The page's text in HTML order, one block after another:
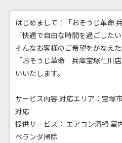
はじめまして！「おそうじ革命
「快適で自由な時間を過ごしたい
そんなお客様のご希望をかなえた
「おそうじ革命 兵庫宝塚仁川
いいたします。
サービス内容 対応エリア：宝塚
対応
提供サービス： エアコン清掃 室
ベランダ掃除